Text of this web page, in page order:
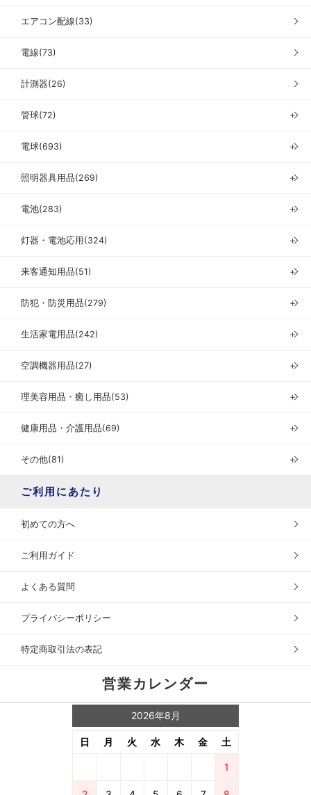
エアコン配線(33)
電線(73)
計測器(26)
管球(72) ＋
電球(693) ＋
照明器具用品(269) ＋
電池(283) ＋
灯器・電池応用(324) ＋
来客通知用品(51) ＋
防犯・防災用品(279) ＋
生活家電用品(242) ＋
空調機器用品(27) ＋
理美容用品・癒し用品(53) ＋
健康用品・介護用品(69) ＋
その他(81) ＋
ご利用にあたり
初めての方へ
ご利用ガイド
よくある質問
プライバシーポリシー
特定商取引法の表記
営業カレンダー
2026年8月
日 月 火 水 木 金 土
1